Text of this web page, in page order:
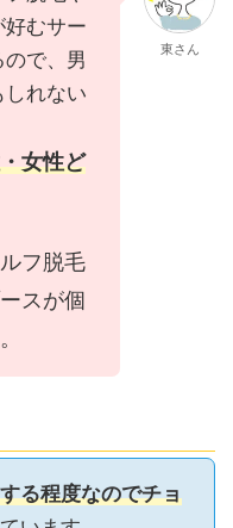
むサー
で、男
れない
女性ど
フ脱毛
スが個
東さん
る程度なのでチョ